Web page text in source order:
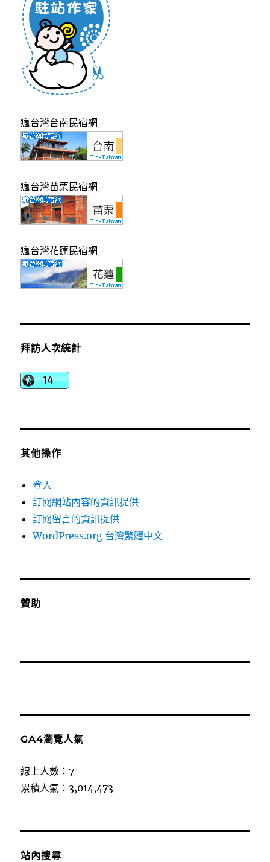
瘋台灣台南民宿網
瘋台灣苗栗民宿網
瘋台灣花蓮民宿網
拜訪人次統計
其他操作
登入
訂閱網站內容的資訊提供
訂閱留言的資訊提供
WordPress.org 台灣繁體中文
贊助
GA4瀏覽人氣
線上人數：7
累積人氣：3,014,473
站內搜尋